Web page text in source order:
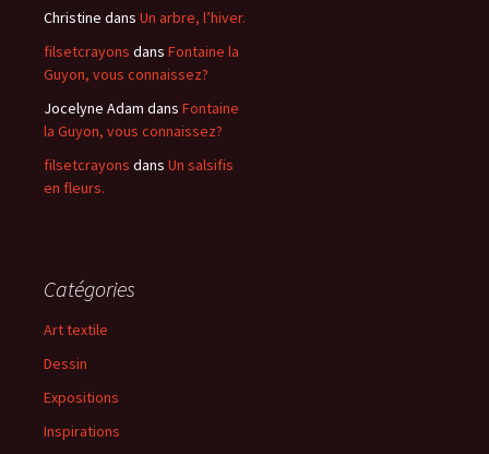
Christine dans Un arbre, l’hiver.
filsetcrayons dans Fontaine la
Guyon, vous connaissez?
Jocelyne Adam dans Fontaine
la Guyon, vous connaissez?
filsetcrayons dans Un salsifis
en fleurs.
Catégories
Art textile
Dessin
Expositions
Inspirations